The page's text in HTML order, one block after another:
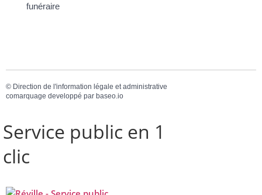
funéraire
© Direction de l'information légale et administrative
comarquage developpé par baseo.io
Service public en 1
clic